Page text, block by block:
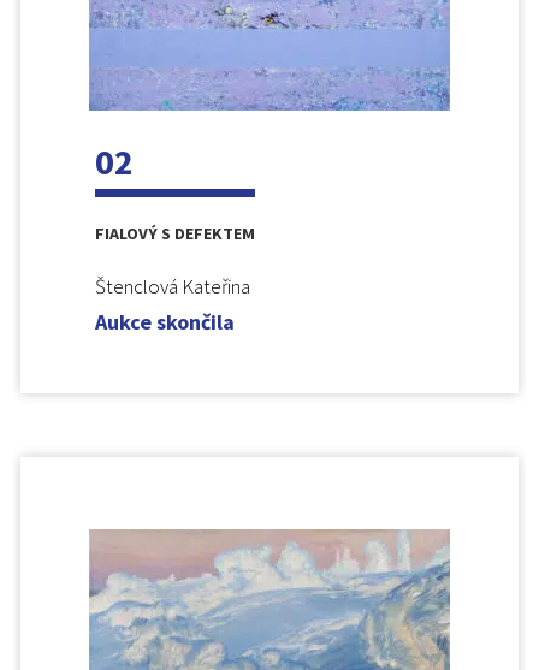
02
FIALOVÝ S DEFEKTEM
Štenclová Kateřina
Aukce skončila